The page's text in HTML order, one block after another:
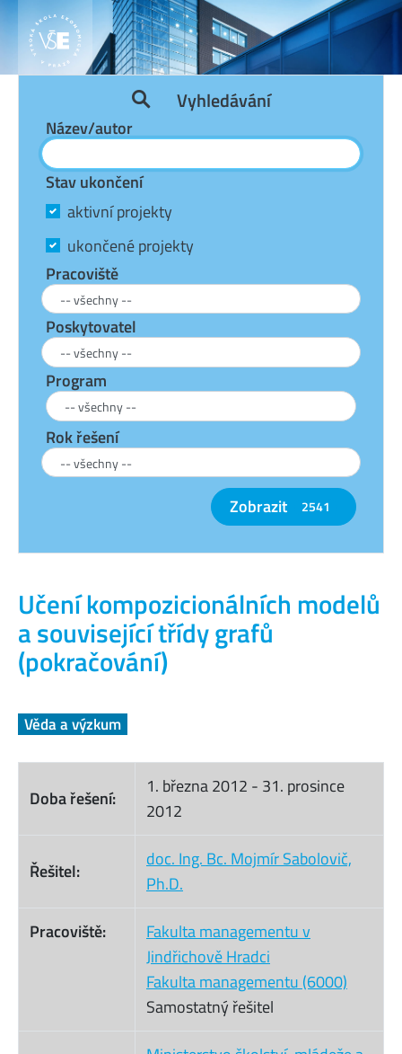
Učení kompozicionálních modelů
a související třídy grafů
(pokračování)
Věda a výzkum
Doba řešení:
1. března 2012 - 31. prosince
2012
Řešitel:
doc. Ing. Bc. Mojmír Sabolovič,
Ph.D.
Pracoviště:
Fakulta managementu v
Jindřichově Hradci
Fakulta managementu (6000)
Samostatný řešitel
Vyhledávání
Název/autor
Stav ukončení
aktivní projekty
ukončené projekty
Pracoviště
Poskytovatel
Program
Rok řešení
Zobrazit 2541